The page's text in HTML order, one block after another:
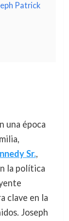
Patrick
una época
Sr.,
la política
clave en la
Joseph